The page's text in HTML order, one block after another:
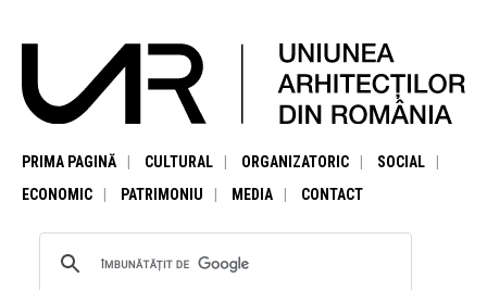
PRIMA PAGINĂ CULTURAL ORGANIZATORIC
SOCIAL
ECONOMIC
PATRIMONIU MEDIA CONTACT